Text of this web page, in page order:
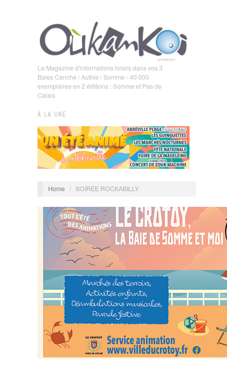
Le Magazine d'informations loisirs dans vos 3
Baies Canche / Authie / Somme - 40 000
exemplaires en 2 éditions : Somme et Pas de
Calais
À LA UNE
Home / SOIRÉE ROCKABILLY